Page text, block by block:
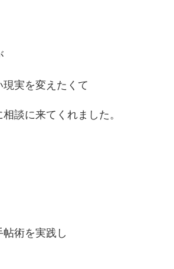
実を変えたくて
談に来てくれました。
術を実践し